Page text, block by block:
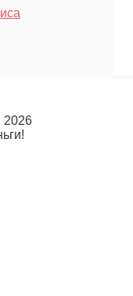
2026